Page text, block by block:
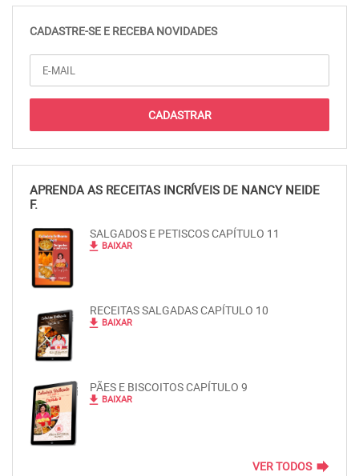
CADASTRE-SE E RECEBA NOVIDADES
APRENDA AS RECEITAS INCRÍVEIS DE NANCY NEIDE
F.
SALGADOS E PETISCOS CAPÍTULO 11
file_download BAIXAR
RECEITAS SALGADAS CAPÍTULO 10
file_download BAIXAR
PÃES E BISCOITOS CAPÍTULO 9
file_download BAIXAR
VER TODOS forward